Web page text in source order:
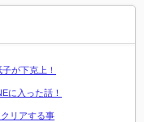
が下克上！
に入った話！
リアする事